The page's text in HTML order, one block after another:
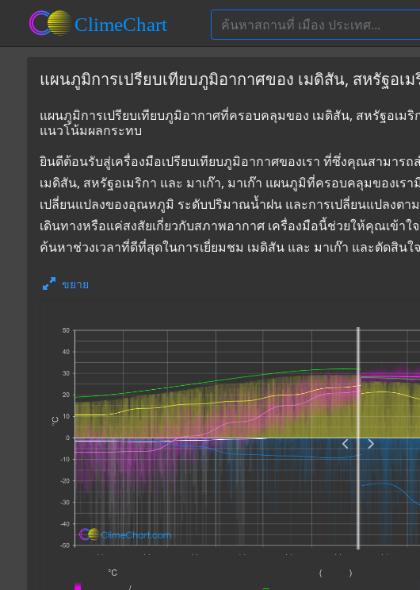
แผนภูมิการเปรียบเทียบภูมิอากาศของ เมดิสัน, สหรัฐอเม
แผนภูมิการเปรียบเทียบภูมิอากาศที่ครอบคลุมของ เมดิสัน, สหรัฐอเมริ
แนวโน้มผลกระทบ
ยินดีต้อนรับสู่เครื่องมือเปรียบเทียบภูมิอากาศของเรา ที่ซึ่งคุณสามาร
เมดิสัน, สหรัฐอเมริกา และ มาเก๊า, มาเก๊า แผนภูมิที่ครอบคลุมของเรา
เปลี่ยนแปลงของอุณหภูมิ ระดับปริมาณน้ำฝน และการเปลี่ยนแปลงตา
เดินทางหรือแค่สงสัยเกี่ยวกับสภาพอากาศ เครื่องมือนี้ช่วยให้คุณเข้า
ค้นหาช่วงเวลาที่ดีที่สุดในการเยี่ยมชม เมดิสัน และ มาเก๊า และตัดสิน
ขยาย